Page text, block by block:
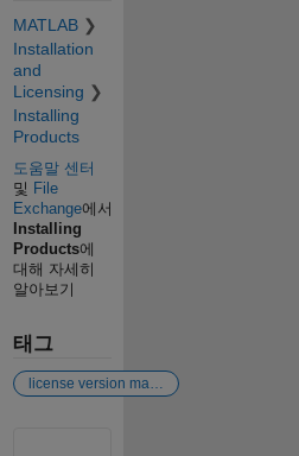
MATLAB
Installation
and
Licensing
Installing
Products
도움말 센터
및 File
Exchange에서
Installing
Products에
대해 자세히
알아보기
태그
license version matlab